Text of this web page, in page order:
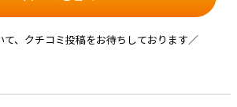
て、クチコミ投稿をお待ちしております／